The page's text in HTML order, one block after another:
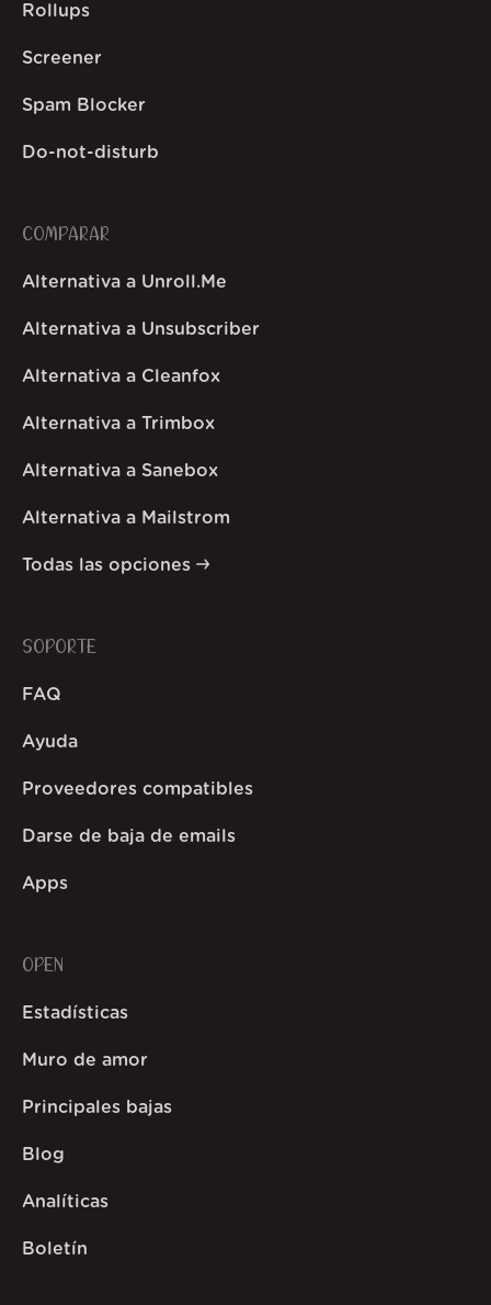
Rollups
Screener
Spam Blocker
Do-not-disturb
COMPARAR
Alternativa a Unroll.Me
Alternativa a Unsubscriber
Alternativa a Cleanfox
Alternativa a Trimbox
Alternativa a Sanebox
Alternativa a Mailstrom
Todas las opciones
SOPORTE
FAQ
Ayuda
Proveedores compatibles
Darse de baja de emails
Apps
OPEN
Estadísticas
Muro de amor
Principales bajas
Blog
Analíticas
Boletín